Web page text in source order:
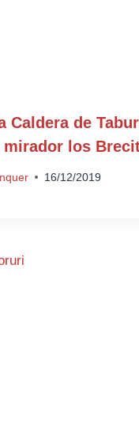
Caldera de
mirador los
16/12/2019